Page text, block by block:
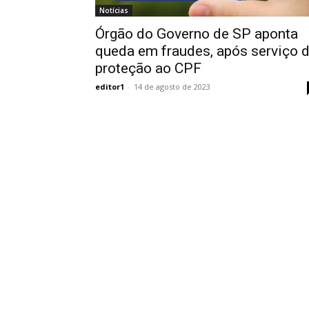
Notícias
Órgão do Governo de SP aponta
queda em fraudes, após serviço
proteção ao CPF
editor1 - 14 de agosto de 2023